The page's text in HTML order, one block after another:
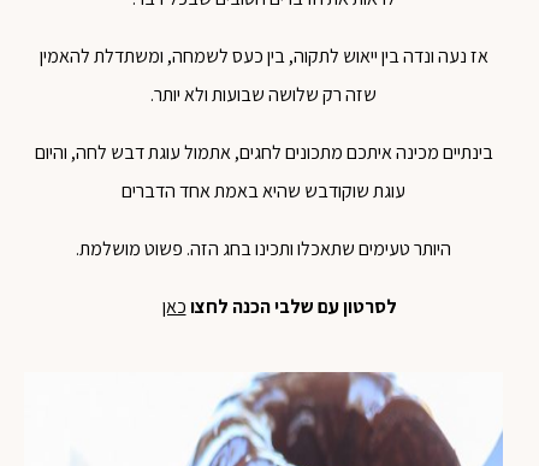
אז נעה ונדה בין ייאוש לתקוה, בין כעס לשמחה, ומשתדלת להאמין
שזה רק שלושה שבועות ולא יותר.
בינתיים מכינה איתכם מתכונים לחגים, אתמול עוגת דבש לחה, והיום
עוגת שוקודבש שהיא באמת אחד הדברים
היותר טעימים שתאכלו ותכינו בחג הזה. פשוט מושלמת.
לסרטון עם שלבי הכנה לחצוכאן